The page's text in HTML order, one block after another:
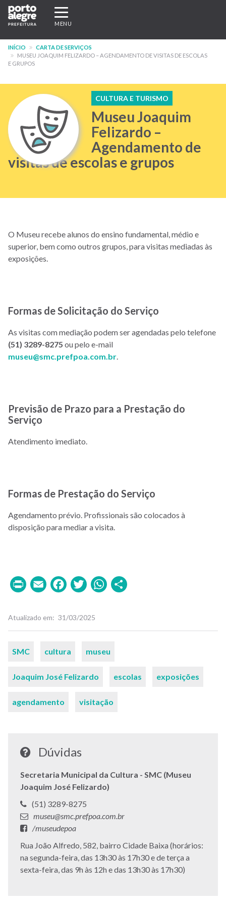
Pular
para
conteúdo
principal
Expandir/recolher
navegação
MENU
INÍCIO
CARTA DE SERVIÇOS
MUSEU JOAQUIM FELIZARDO – AGENDAMENTO DE VISITAS DE ESCOLAS
E GRUPOS
CULTURA E TURISMO
Museu Joaquim
Felizardo –
Agendamento de
visitas de escolas e grupos
O Museu recebe alunos do ensino fundamental, médio e
superior, bem como outros grupos, para visitas mediadas às
exposições.
Formas de Solicitação do Serviço
As visitas com mediação podem ser agendadas pelo telefone
(51) 3289-8275 ou pelo e-mail
museu@smc.prefpoa.com.br.
Previsão de Prazo para a Prestação do
Serviço
Atendimento imediato.
Formas de Prestação do Serviço
Agendamento prévio. Profissionais são colocados à
disposição para mediar a visita.
PrintEmailFacebook
TwitterWhatsApp
Atualizado em 31/03/2025
Palavras-
SMC cultura museu
Joaquim José Felizardo escolas exposições
agendamento visitação
Dúvidas
Secretaria Municipal da Cultura - SMC (Museu
Joaquim José Felizardo)
Telefone:
(51) 3289-8275
E-
mail:
museu@smc.prefpoa.com.br
Facebook:
/museudepoa
Endereço:
Rua João Alfredo, 582, bairro Cidade Baixa (horários:
na segunda-feira, das 13h30 às 17h30 e de terça a
sexta-feira, das 9h às 12h e das 13h30 às 17h30)